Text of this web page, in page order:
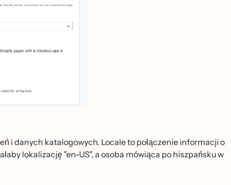
i danych katalogowych. Locale to połączenie informacji o
lokalizację "en-US", a osoba mówiąca po hiszpańsku w